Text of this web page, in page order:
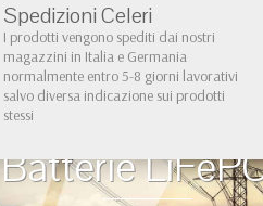
Spedizioni Celeri
I prodotti vengono spediti dai nostri
magazzini in Italia e Germania
normalmente entro 5-8 giorni lavorativi
salvo diversa indicazione sui prodotti
stessi
Batterie